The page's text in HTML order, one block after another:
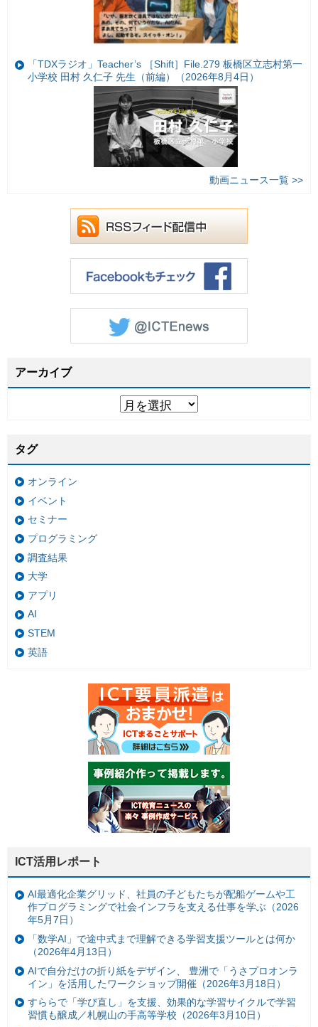
「TDXラジオ」Teacher’s ［Shift］File.279 板橋区立志村第一
小学校 田村 久仁子 先生（前編）（2026年8月4日）
動画ニュース一覧 >>
アーカイブ
タグ
オンライン
イベント
セミナー
プログラミング
調査結果
大学
アプリ
AI
STEM
英語
ICT活用レポート
AI最適化企業グリッド、社員の子どもたちが配船ゲームや工
作プログラミングで社会インフラを支える仕事を学ぶ（2026
年5月7日）
「数学AI」で途中式まで理解できる学習支援ツールとは何か
（2026年4月13日）
AIで自分だけの折り紙をデザイン、 豊洲で「うさプロオンラ
イン」を活用したワークショップ開催（2026年3月18日）
すららで「学び直し」を支援、効果的な学習サイクルで学習
習慣も醸成／札幌山の手高等学校（2026年3月10日）